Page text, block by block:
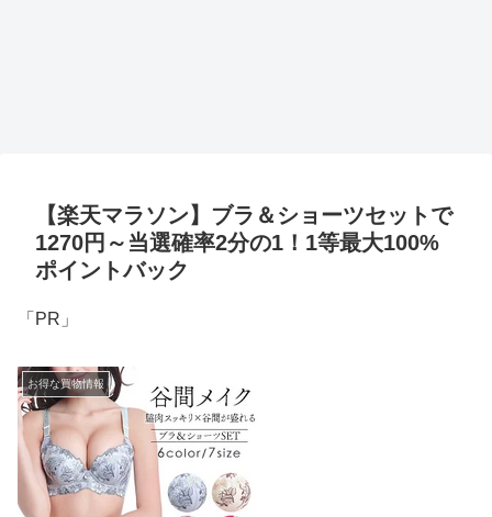
【楽天マラソン】ブラ＆ショーツセットで
1270円～当選確率2分の1！1等最大100%
ポイントバック
「PR」
お得な買物情報